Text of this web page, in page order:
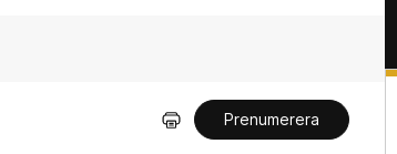
Prenumerera